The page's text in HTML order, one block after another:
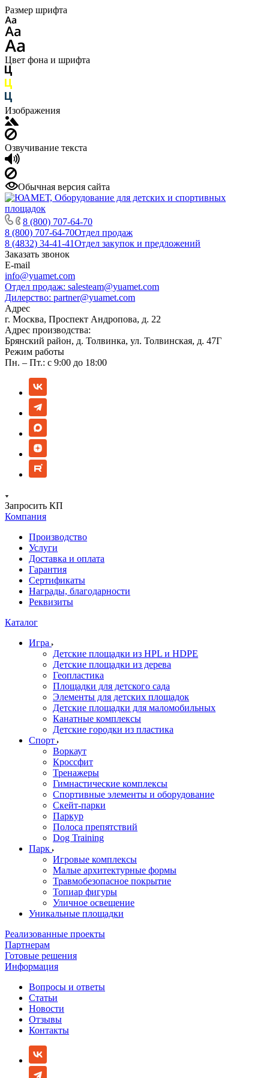
Размер шрифта
Цвет фона и шрифта
Изображения
Озвучивание текста
Обычная версия сайта
8 (800) 707-64-70
8 (800) 707-64-70Отдел продаж
8 (4832) 34-41-41Отдел закупок и предложений
Заказать звонок
E-mail
info@yuamet.com
Отдел продаж: salesteam@yuamet.com
Дилерство: partner@yuamet.com
Адрес
г. Москва, Проспект Андропова, д. 22
Адрес производства:
Брянский район, д. Толвинка, ул. Толвинская, д. 47Г
Режим работы
Пн. – Пт.: с 9:00 до 18:00
Запросить КП
Компания
Производство
Услуги
Доставка и оплата
Гарантия
Сертификаты
Награды, благодарности
Реквизиты
Каталог
Игра
Детские площадки из HPL и HDPE
Детские площадки из дерева
Геопластика
Площадки для детского сада
Элементы для детских площадок
Детские площадки для маломобильных
Канатные комплексы
Детские городки из пластика
Спорт
Воркаут
Кроссфит
Тренажеры
Гимнастические комплексы
Спортивные элементы и оборудование
Скейт-парки
Паркур
Полоса препятствий
Dog Training
Парк
Игровые комплексы
Малые архитектурные формы
Травмобезопасное покрытие
Топиар фигуры
Уличное освещение
Уникальные площадки
Реализованные проекты
Партнерам
Готовые решения
Информация
Вопросы и ответы
Статьи
Новости
Отзывы
Контакты